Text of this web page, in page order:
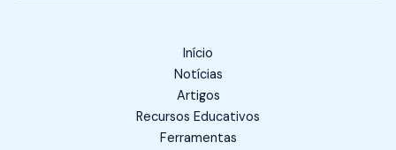
Início
Notícias
Artigos
Recursos Educativos
Ferramentas